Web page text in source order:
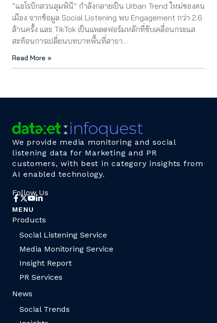
“แอโรบิกสวนลุมพินี” กำลังกลายเป็น Urban Trend ใหม่ของคน
เมือง จากข้อมูล Social Listening พบ Engagement กว่า 2.6
ล้านครั้ง และ TikTok เป็นแพลตฟอร์มหลักที่ขับเคลื่อนกระแส
สะท้อนการเปลี่ยนบทบาทพื้นที่สาธา…
Read More »
We provide media monitoring and social
listening data for Marketing and PR
customers, with best in category insights from
AI enabled technology.
Follow Us
MENU
Products
Social Listening Service
Media Monitoring Service
Insight Report
PR Services
News
Social Trends